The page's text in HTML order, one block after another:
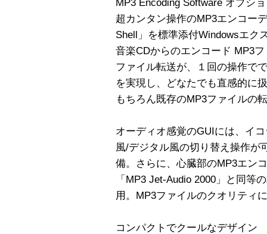
MP3 Encoding Software オプシ
超カンタン操作のMP3エンコー
Shell」を標準添付Windowsエク
音楽CDからのエンコード MP3
ファイル転送が、１回の操作で
を実現し、どなたでも直感的に
もちろん既存のMP3ファイルの
オーディオ感覚のGUIには、イ
風/デジタル風の切り替え操作が
備。さらに、心臓部のMP3エン
「MP3 Jet-Audio 2000」と同等
用。MP3ファイルのクオリティ
コンパクトでクールなデザイン